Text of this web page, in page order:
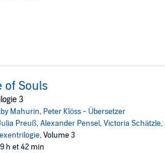
of Souls
3
Mahurin, Peter Klöss - Übersetzer
Preuß,Alexander Pensel,Victoria Schätzle,
, Volume 3
h et 42 min